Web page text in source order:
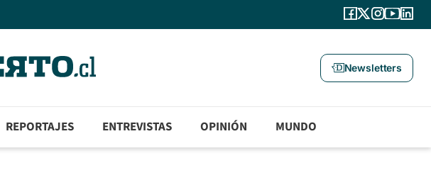
Newsletters
REPORTAJES ENTREVISTAS OPINIÓN MUNDO